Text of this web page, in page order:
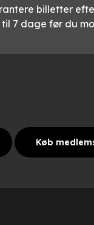
billetter
til 7 dage før du
Køb